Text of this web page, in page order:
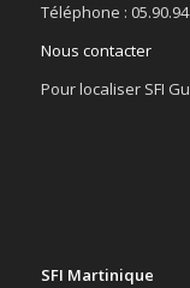
Téléphone :
Nous contacter
Pour localiser SFI
SFI Martinique